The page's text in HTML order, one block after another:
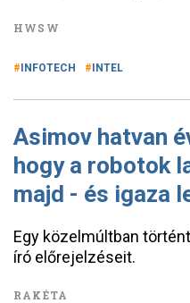
HWSW
INFOTECH INTEL
Asimov hatvan
hogy a robotok
majd - és igaza
Egy közelmúltban
író előrejelzéseit.
RAKÉTA